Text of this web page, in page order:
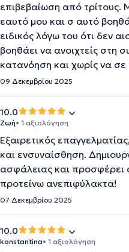
επιβεβαίωση από
εαυτό μου και σ αυτό
ειδικός λόγω του ότι δεν
βοηθάει να ανοιχτείς στη
κατανόηση και χωρίς να σε
09 Δεκεμβρίου 2025
10.0
Ζωή• 1 αξιολόγηση
Εξαιρετικός
και ενσυναίσθηση.
ασφάλειας και προσφέρει
προτείνω ανεπιφύλακτα!
07 Δεκεμβρίου 2025
10.0
konstantina• 1 αξιολόγηση